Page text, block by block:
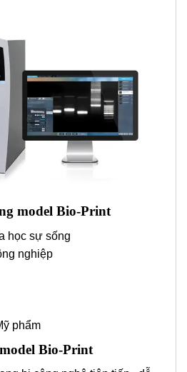
model Bio-Print
học sự sống
nghiệp
phẩm
Bio-Print